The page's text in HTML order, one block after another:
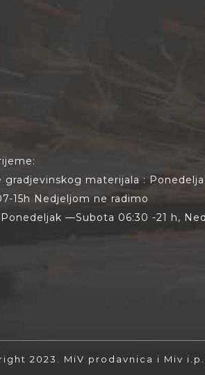
gradjevinskog materijala :
15h Nedjeljom ne radimo
—Subota 06:30 -21 h,
2023. MiV prodavnica i Miv